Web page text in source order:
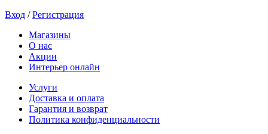
Вход /Регистрация
Магазины
О нас
Акции
Интерьер онлайн
Услуги
Доставка и оплата
Гарантия и возврат
Политика конфиденциальности